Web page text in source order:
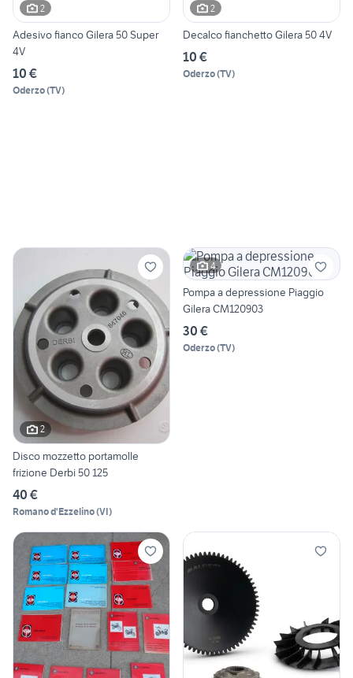
2
Adesivo fianco Gilera 50 Super
4V
10 €
Oderzo(TV)
2
Decalco fianchetto Gilera 50 4V
10 €
Oderzo(TV)
2
Disco mozzetto portamolle
frizione Derbi 50 125
40 €
Romano d'Ezzelino(VI)
4
Pompa a depressione Piaggio
Gilera CM120903
30 €
Oderzo(TV)